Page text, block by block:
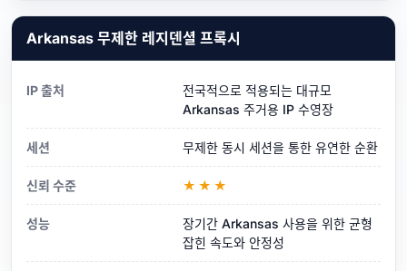
Arkansas 무제한 레지덴셜 프록시
IP 출처
전국적으로 적용되는 대규모
Arkansas 주거용 IP 수영장
세션 무제한 동시 세션을 통한 유연한 순환
신뢰 수준 ★★★
성능
장기간 Arkansas 사용을 위한 균형
잡힌 속도와 안정성